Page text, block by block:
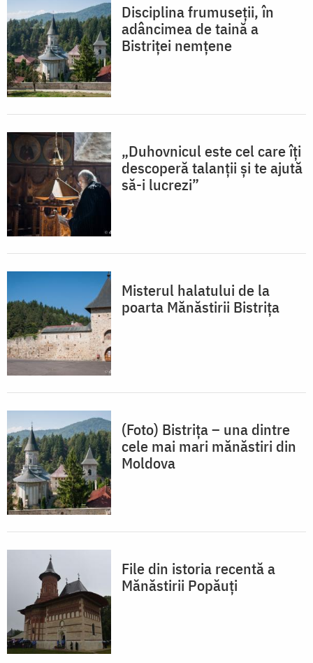
Disciplina frumuseții, în
adâncimea de taină a
Bistriței nemțene
„Duhovnicul este cel care îți
descoperă talanții și te ajută
să-i lucrezi”
Misterul halatului de la
poarta Mănăstirii Bistrița
(Foto) Bistrița – una dintre
cele mai mari mănăstiri din
Moldova
File din istoria recentă a
Mănăstirii Popăuți